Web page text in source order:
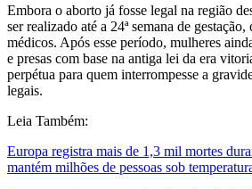
Embora o aborto já fosse legal na região
ser realizado até a 24ª semana de
médicos. Após esse período, mulheres
e presas com base na antiga lei da era
perpétua para quem interrompesse a
legais.
Leia Também:
Europa registra mais de 1,3 mil mortes
mantém milhões de pessoas sob